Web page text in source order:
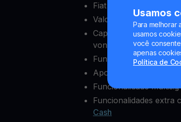
Usamos
Para melhorar
usamos
você
apenas
Política de
Fiat onramps e offramps
Valor mínimo de
Capacidade de
vontade
Funcionalidades
Apoio ao cliente fiável
Funcionalidade multisig
Funcionalidades extra
Cash